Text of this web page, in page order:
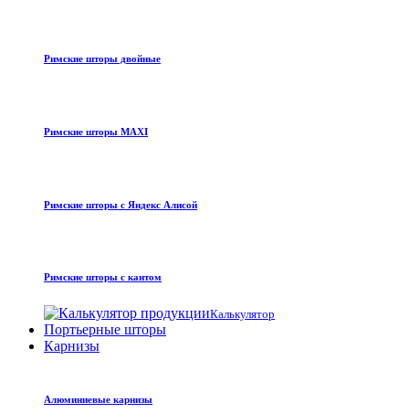
Римские шторы двойные
Римские шторы MAXI
Римские шторы с Яндекс Алисой
Римские шторы с кантом
Калькулятор
Портьерные шторы
Карнизы
Алюминиевые карнизы